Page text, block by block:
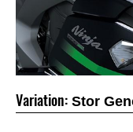
Variation: Stor